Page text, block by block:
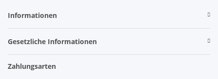
Informationen
Gesetzliche Informationen
Zahlungsarten